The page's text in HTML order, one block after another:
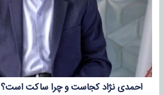
احمدی نژاد کجاست و چرا ساکت است؟